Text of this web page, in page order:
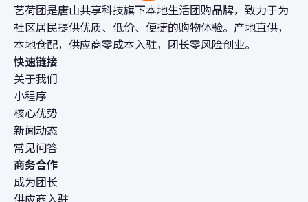
艺荷团是唐山共享科技旗下本地生活团购品牌，致力于为
社区居民提供优质、低价、便捷的购物体验。产地直供，
本地仓配，供应商零成本入驻，团长零风险创业。
快速链接
关于我们
小程序
核心优势
新闻动态
常见问答
商务合作
成为团长
供应商入驻